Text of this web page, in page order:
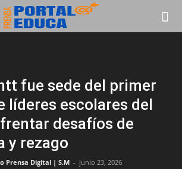
fue sede del primer
líderes escolares del
desafíos de
y rezago
Prensa Digital | S.M - junio 23, 2026